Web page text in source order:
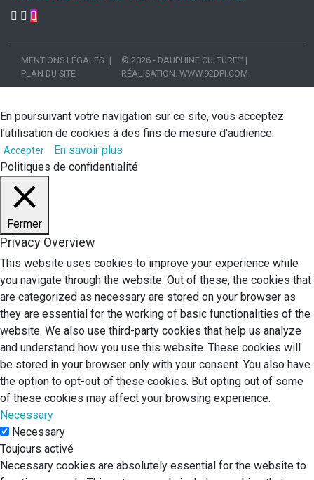
MENTIONS LÉGALES
PLAN DU SITE
© 2026 - DAUPHINE CULTURE™ |
RÉALISATION: WWW.92DPI.COM
En poursuivant votre navigation sur ce site, vous acceptez
l’utilisation de cookies à des fins de mesure d'audience.
Accepter
En savoir plus
Politiques de confidentialité
Fermer
Privacy Overview
This website uses cookies to improve your experience while
you navigate through the website. Out of these, the cookies that
are categorized as necessary are stored on your browser as
they are essential for the working of basic functionalities of the
website. We also use third-party cookies that help us analyze
and understand how you use this website. These cookies will
be stored in your browser only with your consent. You also have
the option to opt-out of these cookies. But opting out of some
of these cookies may affect your browsing experience.
Necessary
Necessary
Toujours activé
Necessary cookies are absolutely essential for the website to